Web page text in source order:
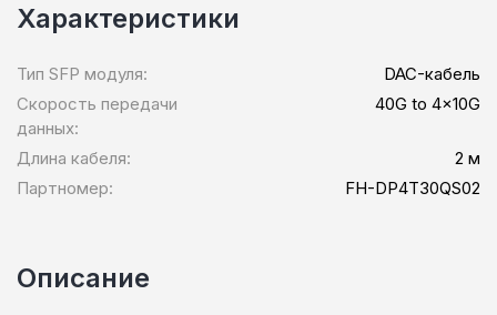
Характеристики
Тип SFP модуля:
DAC-кабель
Скорость передачи
данных:
40G to 4x10G
Длина кабеля:
2 м
Партномер:
FH-DP4T30QS02
Описание